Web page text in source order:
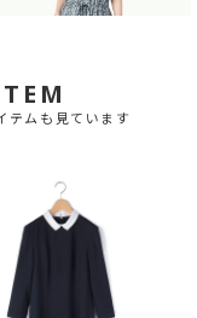
テムも見ています